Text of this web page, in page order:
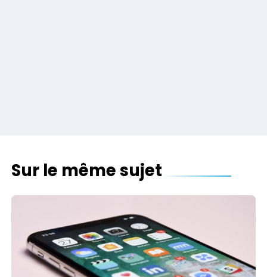
Sur le même sujet